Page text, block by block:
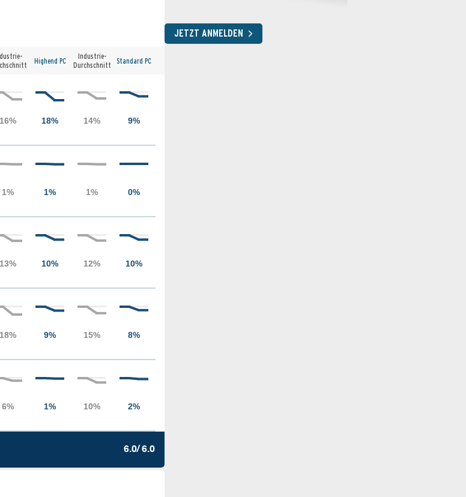
Highend PC
Industrie-
Durchschnitt
Standard PC
6.0/ 6.0
JETZT ANMELDEN